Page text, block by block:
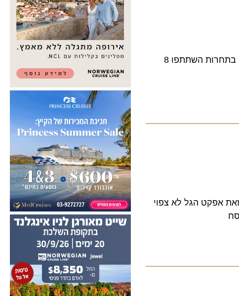
אפי אדוני ממלון ישרוטל ים סוף ישתתף בנבחרת שתייצג את ישראל באליפות "קטל וואן וודקה" העולמית בהולנד. בתחרות השתתפו 8
ולמרות זאת אפקט הגל לא צפוי